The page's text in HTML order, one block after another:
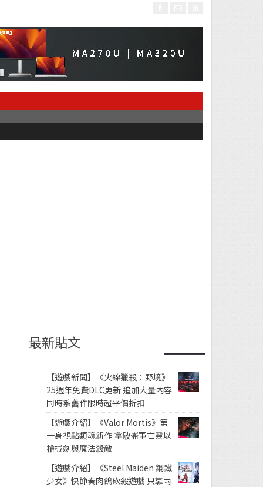
最新貼文
【遊戲新聞】《火線獵殺：野境》
25週年免費DLC更新 追加大量內容
同時系舊作限時超平價折扣
【遊戲介紹】《Valor Mortis》第
一身視點類魂新作 拿破崙軍亡靈以
槍械劍與魔法殺敵
【遊戲介紹】《Steel Maiden 鋼鐵
少女》快節奏肉鴿砍殺遊戲 只靠兩